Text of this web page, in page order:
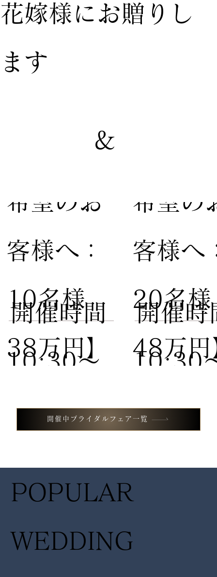
POPULAR
WEDDING
&
花嫁様にお贈りし
ます
【家族婚
希望のお
客様へ：
10名様
38万円】
10:30〜
13:00 /
17:00
​開催時間
希望の
客様へ
20名
48万円
10:30
13:00
17:00
開催時
開催中ブライダルフェア一覧